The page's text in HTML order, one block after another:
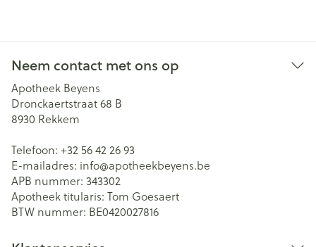
Neem contact met ons op
Apotheek Beyens
Dronckaertstraat 68 B
8930 Rekkem
Telefoon: +32 56 42 26 93
E-mailadres: info@apotheekbeyens.be
APB nummer: 343302
Apotheek titularis: Tom Goesaert
BTW nummer: BE0420027816